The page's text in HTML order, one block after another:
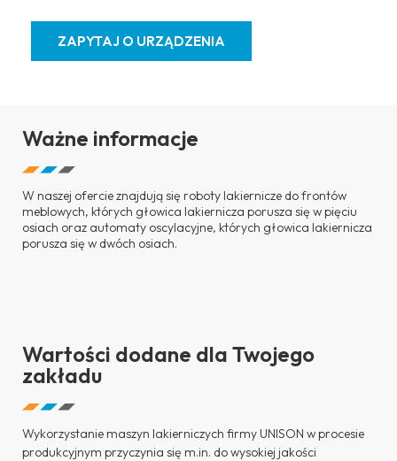
ZAPYTAJ O URZĄDZENIA
Ważne informacje
W naszej ofercie znajdują się roboty lakiernicze do frontów
meblowych, których głowica lakiernicza porusza się w pięciu
osiach oraz automaty oscylacyjne, których głowica lakiernicza
porusza się w dwóch osiach.
Wartości dodane dla Twojego
zakładu
Wykorzystanie maszyn lakierniczych firmy UNISON w procesie
produkcyjnym przyczynia się m.in. do wysokiej jakości